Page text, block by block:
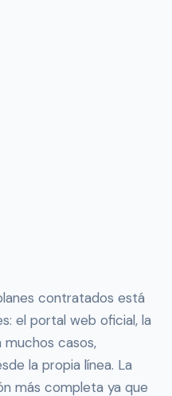
contratados está
el portal web oficial, la
muchos casos,
la propia línea. La
más completa ya que